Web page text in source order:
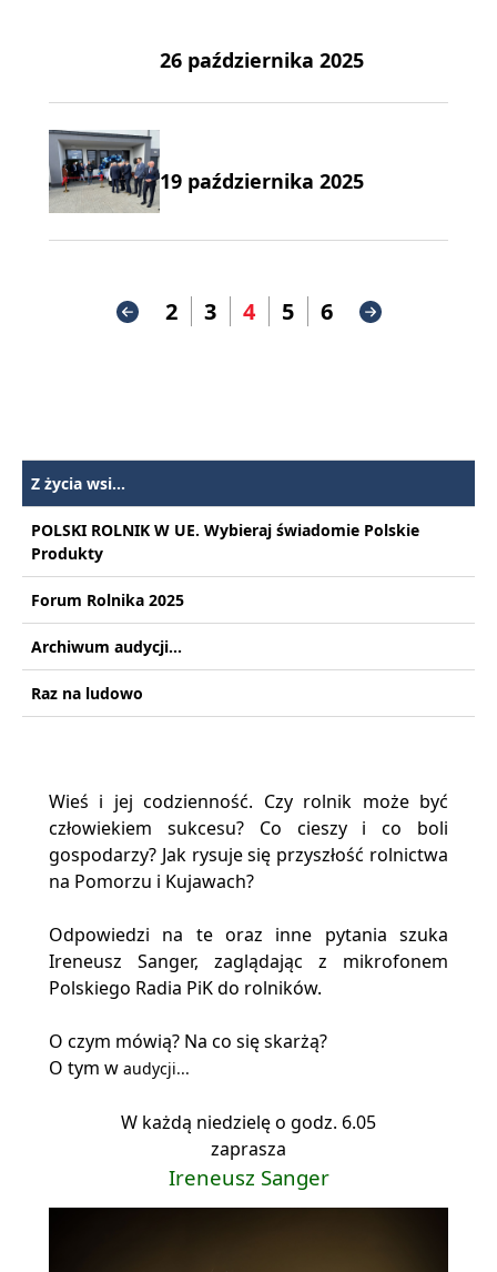
26 października 2025
19 października 2025
2 3 4 5 6
Z życia wsi...
POLSKI ROLNIK W UE. Wybieraj świadomie Polskie
Produkty
Forum Rolnika 2025
Archiwum audycji...
Raz na ludowo
Wieś i jej codzienność. Czy rolnik może być
człowiekiem sukcesu? Co cieszy i co boli
gospodarzy? Jak rysuje się przyszłość rolnictwa
na Pomorzu i Kujawach?
Odpowiedzi na te oraz inne pytania szuka
Ireneusz Sanger, zaglądając z mikrofonem
Polskiego Radia PiK do rolników.
O czym mówią? Na co się skarżą?
O tym w audycji...
W każdą niedzielę o godz. 6.05
zaprasza
Ireneusz Sanger